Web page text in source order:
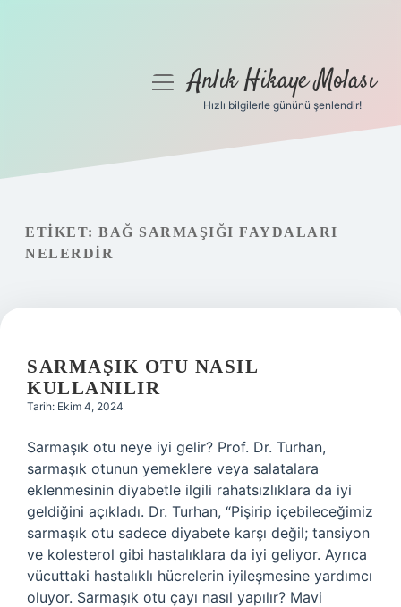
Gizlilik Politikası
Hakkımızda
menüyüAnlık Hikaye Molası
Hızlı bilgilerle gününü şenlendir!
ETIKET: BAĞ SARMAŞIĞI FAYDALARI
NELERDIR
SARMAŞIK OTU NASIL
KULLANILIR
Tarih: Ekim 4, 2024
Sarmaşık otu neye iyi gelir? Prof. Dr. Turhan,
sarmaşık otunun yemeklere veya salatalara
eklenmesinin diyabetle ilgili rahatsızlıklara da iyi
geldiğini açıkladı. Dr. Turhan, “Pişirip içebileceğimiz
sarmaşık otu sadece diyabete karşı değil; tansiyon
ve kolesterol gibi hastalıklara da iyi geliyor. Ayrıca
vücuttaki hastalıklı hücrelerin iyileşmesine yardımcı
oluyor. Sarmaşık otu çayı nasıl yapılır? Mavi